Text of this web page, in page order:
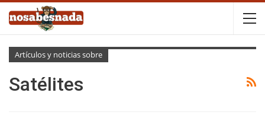
Artículos y noticias sobre
Satélites